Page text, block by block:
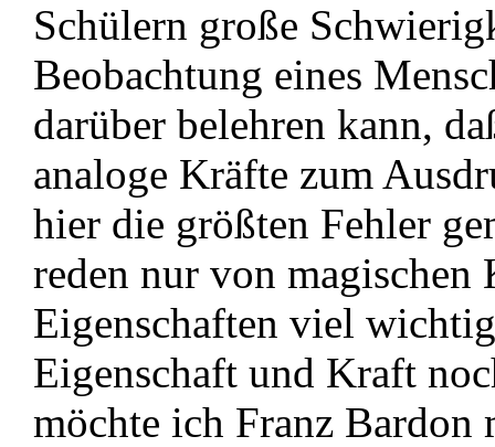
Schülern große
Beobachtung eines
darüber belehren kann,
analoge Kräfte zum
hier die größten Fehler
reden nur von magischen
Eigenschaften viel
Eigenschaft und Kraft
möchte ich Franz Bardon